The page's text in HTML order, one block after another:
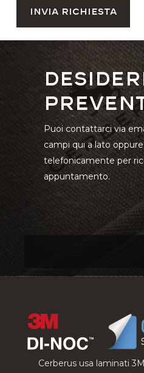
Puoi contattarci via
campi qui a lato
telefonicamente per
appuntamento.
Cerberus usa laminati